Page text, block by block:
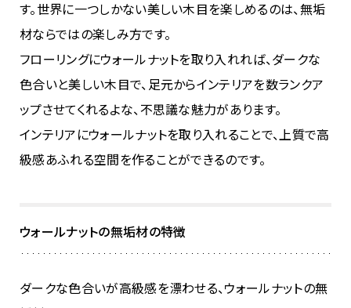
す。世界に一つしかない美しい木目を楽しめるのは、無垢
材ならではの楽しみ方です。
フローリングにウォールナットを取り入れれば、ダークな
色合いと美しい木目で、足元からインテリアを数ランクア
ップさせてくれるよな、不思議な魅力があります。
インテリアにウォールナットを取り入れることで、上質で高
級感あふれる空間を作ることができるのです。
ウォールナットの無垢材の特徴
ダークな色合いが高級感を漂わせる、ウォールナットの無